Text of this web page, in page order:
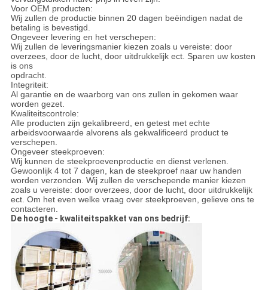
Voor OEM producten:
Wij zullen de productie binnen 20 dagen beëindigen nadat de
betaling is bevestigd.
Ongeveer levering en het verschepen:
Wij zullen de leveringsmanier kiezen zoals u vereiste: door
overzees, door de lucht, door uitdrukkelijk ect. Sparen uw kosten
is ons
opdracht.
Integriteit:
Al garantie en de waarborg van ons zullen in gekomen waar
worden gezet.
Kwaliteitscontrole:
Alle producten zijn gekalibreerd, en getest met echte
arbeidsvoorwaarde alvorens als gekwalificeerd product te
verschepen.
Ongeveer steekproeven:
Wij kunnen de steekproevenproductie en dienst verlenen.
Gewoonlijk 4 tot 7 dagen, kan de steekproef naar uw handen
worden verzonden. Wij zullen de verschepende manier kiezen
zoals u vereiste: door overzees, door de lucht, door uitdrukkelijk
ect. Om het even welke vraag over steekproeven, gelieve ons te
contacteren.
De hoogte - kwaliteitspakket van ons bedrijf: